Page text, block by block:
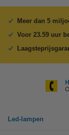
Meer dan 5
Voor 23.59 uur
Led-lampen